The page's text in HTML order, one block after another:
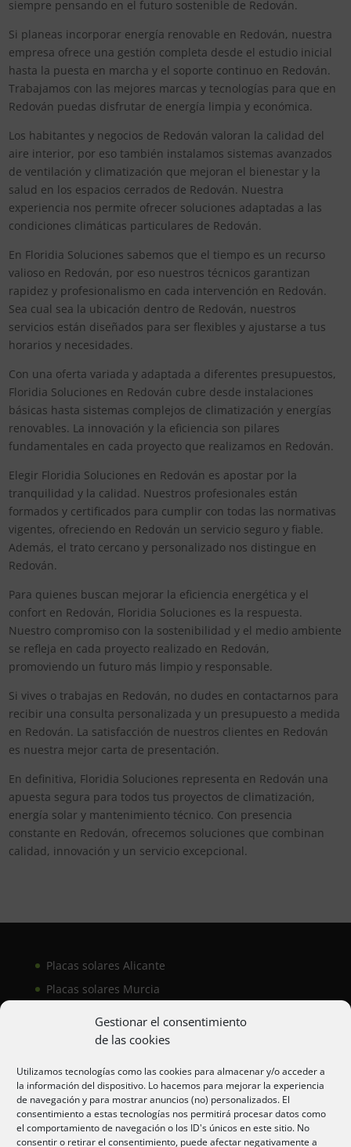
Gestionar el consentimiento
de las cookies
Utilizamos tecnologías como las cookies para almacenar y/o acceder a
la información del dispositivo. Lo hacemos para mejorar la experiencia
de navegación y para mostrar anuncios (no) personalizados. El
consentimiento a estas tecnologías nos permitirá procesar datos como
el comportamiento de navegación o los ID's únicos en este sitio. No
consentir o retirar el consentimiento, puede afectar negativamente a
siempre pensando en el futuro sostenible de Redován.
Si planeas incorporar energía renovable en Redován, nuestra
empresa ofrece una gestión completa desde el estudio inicial
hasta la puesta en marcha y el soporte continuo en Redován.
Trabajamos con las mejores marcas y tecnologías para que en
Redován puedas disfrutar de energía limpia y económica.
Los habitantes y negocios de Redován valoran la calidad del
aire interior, por eso también instalamos sistemas avanzados
de ventilación y climatización que mejoran el bienestar y la
salud en los espacios cerrados de Redován. Nuestra
experiencia nos permite ofrecer soluciones adaptadas a las
condiciones climáticas particulares de Redován.
En Floridia Soluciones sabemos que el tiempo es un recurso
valioso en Redován, por eso nuestros técnicos garantizan
rapidez y profesionalismo en cada intervención en Redován.
Sea cual sea la ubicación dentro de Redován, nuestros
servicios están diseñados para ser flexibles y ajustarse a tus
horarios y necesidades.
Con una oferta variada y adaptada a diferentes presupuestos,
Floridia Soluciones en Redován cubre desde instalaciones
básicas hasta sistemas complejos de climatización y energías
renovables. La innovación y la eficiencia son pilares
fundamentales en cada proyecto que realizamos en Redován.
Elegir Floridia Soluciones en Redován es apostar por la
tranquilidad y la calidad. Nuestros profesionales están
formados y certificados para cumplir con todas las normativas
vigentes, ofreciendo en Redován un servicio seguro y fiable.
Además, el trato cercano y personalizado nos distingue en
Redován.
Para quienes buscan mejorar la eficiencia energética y el
confort en Redován, Floridia Soluciones es la respuesta.
Nuestro compromiso con la sostenibilidad y el medio ambiente
se refleja en cada proyecto realizado en Redován,
promoviendo un futuro más limpio y responsable.
Si vives o trabajas en Redován, no dudes en contactarnos para
recibir una consulta personalizada y un presupuesto a medida
en Redován. La satisfacción de nuestros clientes en Redován
es nuestra mejor carta de presentación.
En definitiva, Floridia Soluciones representa en Redován una
apuesta segura para todos tus proyectos de climatización,
energía solar y mantenimiento técnico. Con presencia
constante en Redován, ofrecemos soluciones que combinan
calidad, innovación y un servicio excepcional.
Placas solares Alicante
Placas solares Murcia
Aire acondicionado Alicante
Aire acondicionador Murcia
Aire acondicionado San Juan